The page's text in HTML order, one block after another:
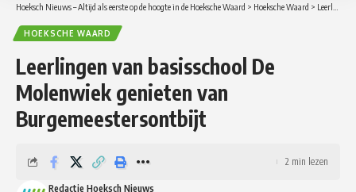
Hoeksch Nieuws – Altijd als eerste op de hoogte in de Hoeksche Waard > Hoeksche Waard > Leerlingen van basisschool De Molenwiek genieten van Burgemeestersontbijt
HOEKSCHE WAARD
Leerlingen van basisschool De
Molenwiek genieten van
Burgemeestersontbijt
Redactie Hoeksch Nieuws
2 min lezen